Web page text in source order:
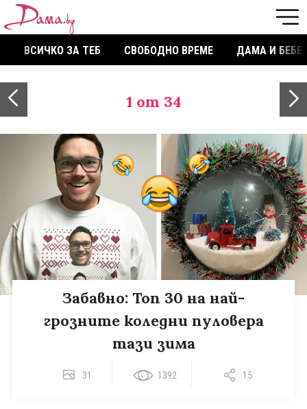
ВСИЧКО ЗА ТЕБ СВОБОДНО ВРЕМЕ ДАМА И БЕБЕ
1 от 34
Забавно: Топ 30 на най-
грозните коледни пуловера
тази зима
31 1392 15